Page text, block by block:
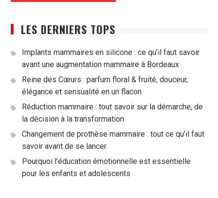
LES DERNIERS TOPS
Implants mammaires en silicone : ce qu’il faut savoir
avant une augmentation mammaire à Bordeaux
Reine des Cœurs : parfum floral & fruité, douceur,
élégance et sensualité en un flacon
Réduction mammaire : tout savoir sur la démarche, de
la décision à la transformation
Changement de prothèse mammaire : tout ce qu’il faut
savoir avant de se lancer
Pourquoi l’éducation émotionnelle est essentielle
pour les enfants et adolescents